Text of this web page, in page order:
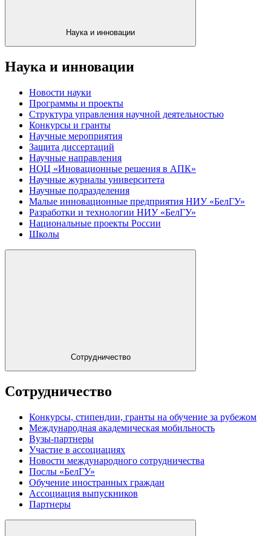
Наука и инновации
Наука и инновации
Новости науки
Программы и проекты
Структура управления научной деятельностью
Конкурсы и гранты
Научные мероприятия
Защита диссертаций
Научные направления
НОЦ «Иновационные решения в АПК»
Научные журналы университета
Научные подразделения
Малые инновационные предприятия НИУ «БелГУ»
Разработки и технологии НИУ «БелГУ»
Национальные проекты России
Школы
Сотрудничество
Сотрудничество
Конкурсы, стипендии, гранты на обучение за рубежом
Международная академическая мобильность
Вузы-партнеры
Участие в ассоциациях
Новости международного сотрудничества
Послы «БелГУ»
Обучение иностранных граждан
Ассоциация выпускников
Партнеры